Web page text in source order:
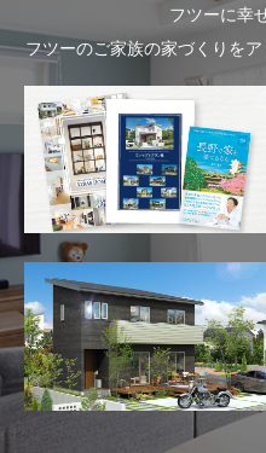
フツーに幸
フツーのご家族の家づくりを